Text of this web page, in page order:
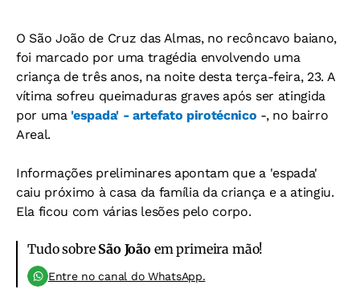
O São João de Cruz das Almas, no recôncavo baiano,
foi marcado por uma tragédia envolvendo uma
criança de três anos, na noite desta terça-feira, 23. A
vítima sofreu queimaduras graves após ser atingida
por uma 'espada' - artefato pirotécnico -, no bairro
Areal.
Informações preliminares apontam que a 'espada'
caiu próximo à casa da família da criança e a atingiu.
Ela ficou com várias lesões pelo corpo.
Tudo sobre São João em primeira mão!
Entre no canal do WhatsApp.